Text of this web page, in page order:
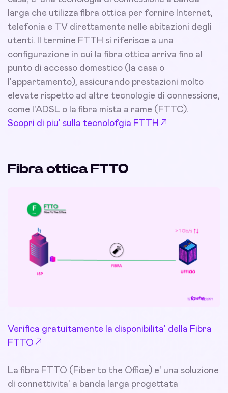
larga che utilizza fibra ottica per fornire Internet,
telefonia e TV direttamente nelle abitazioni degli
utenti. Il termine FTTH si riferisce a una
configurazione in cui la fibra ottica arriva fino al
punto di accesso domestico (la casa o
l'appartamento), assicurando prestazioni molto
elevate rispetto ad altre tecnologie di connessione,
come l'ADSL o la fibra mista a rame (FTTC).
Scopri di piu' sulla tecnolofgia FTTH
Fibra ottica FTTO
Verifica gratuitamente la disponibilita' della Fibra
FTTO
La fibra FTTO (Fiber to the Office) e' una soluzione
di connettivita' a banda larga progettata